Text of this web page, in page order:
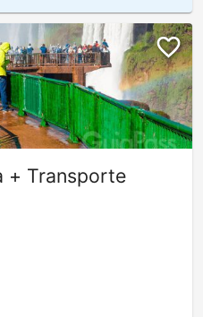
+ Transporte